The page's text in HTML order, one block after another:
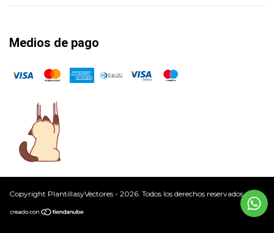
Medios de pago
Copyright PlantillasyVectores - 2026. Todos los derechos reservados.